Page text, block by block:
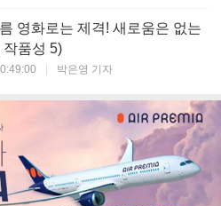
영화로는 제격! 새로움은 없는
작품성 5)
박은영 기자